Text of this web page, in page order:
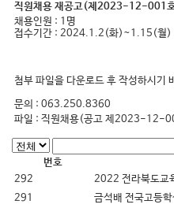
직원채용 재공고(제2023-12-001
채용인원 : 1명
접수기간 : 2024.1.2(화)~1.15(월)
첨부 파일을 다운로드 후 작성하시기
문의 : 063.250.8360
파일 : 직원채용(공고 제2023-12-
번호
292
2022 전라북도교
291
금석배 전국고등